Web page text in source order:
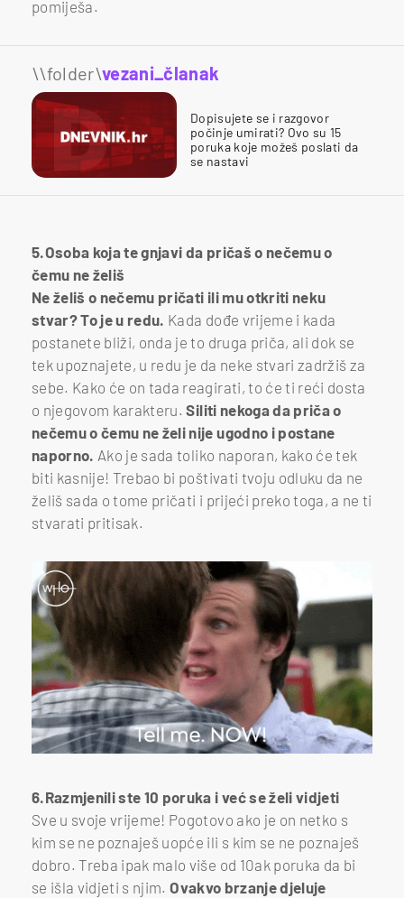
pomiješa.
\\folder\vezani_članak
Dopisujete se i razgovor
počinje umirati? Ovo su 15
poruka koje možeš poslati da
se nastavi
5.Osoba koja te gnjavi da pričaš o nečemu o
čemu ne želiš
Ne želiš o nečemu pričati ili mu otkriti neku
stvar? To je u redu. Kada dođe vrijeme i kada
postanete bliži, onda je to druga priča, ali dok se
tek upoznajete, u redu je da neke stvari zadržiš za
sebe. Kako će on tada reagirati, to će ti reći dosta
o njegovom karakteru. Siliti nekoga da priča o
nečemu o čemu ne želi nije ugodno i postane
naporno. Ako je sada toliko naporan, kako će tek
biti kasnije! Trebao bi poštivati tvoju odluku da ne
želiš sada o tome pričati i prijeći preko toga, a ne ti
stvarati pritisak.
6.Razmjenili ste 10 poruka i već se želi vidjeti
Sve u svoje vrijeme! Pogotovo ako je on netko s
kim se ne poznaješ uopće ili s kim se ne poznaješ
dobro. Treba ipak malo više od 10ak poruka da bi
se išla vidjeti s njim.Ovakvo brzanje djeluje